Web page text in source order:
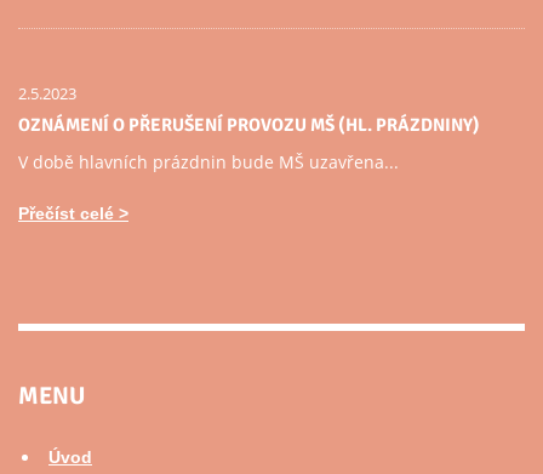
2.5.2023
OZNÁMENÍ O PŘERUŠENÍ PROVOZU MŠ (HL. PRÁZDNINY)
V době hlavních prázdnin bude MŠ uzavřena...
Přečíst celé
MENU
Úvod